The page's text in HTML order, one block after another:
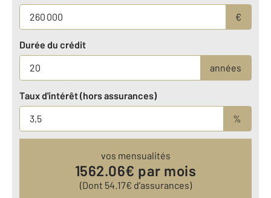
€
Durée du crédit
années
Taux d'intérêt (hors assurances)
%
vos mensualités
1562.06€ par mois
(Dont 54.17€ d’assurances)